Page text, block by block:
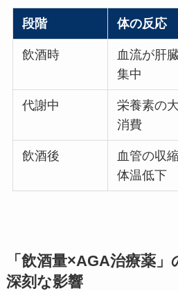
段階 体の反応
飲酒時
血流が肝
集中
代謝中
栄養素の
消費
飲酒後
血管の収
体温低下
「飲酒量×AGA治療薬
深刻な影響